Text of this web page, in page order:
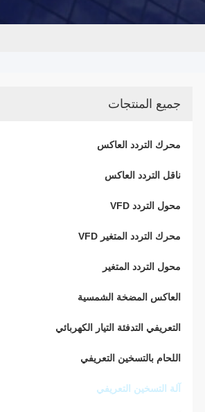
جميع المنتجات
محرك التردد العاكس
ناقل التردد العاكس
محول التردد VFD
محرك التردد المتغير VFD
محول التردد المتغير
العاكس المضخة الشمسية
التعريفي التدفئة التيار الكهربائي
اللحام بالتسخين التعريفي
آلة التسخين التعريفي